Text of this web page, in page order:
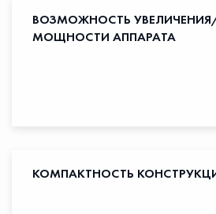
ВОЗМОЖНОСТЬ
МОЩНОСТИ АППАРАТА
КОМПАКТНОСТЬ